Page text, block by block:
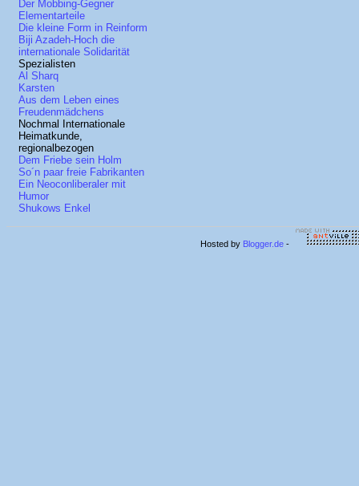
Der Mobbing-Gegner
Elementarteile
Die kleine Form in Reinform
Biji Azadeh-Hoch die
internationale Solidarität
Spezialisten
Al Sharq
Karsten
Aus dem Leben eines
Freudenmädchens
Nochmal Internationale
Heimatkunde,
regionalbezogen
Dem Friebe sein Holm
So´n paar freie Fabrikanten
Ein Neoconliberaler mit
Humor
Shukows Enkel
Hosted by Blogger.de -